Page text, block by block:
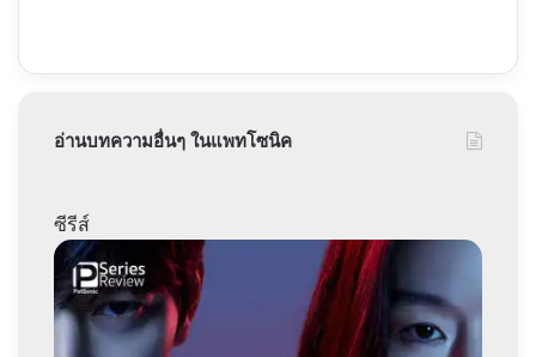
อ่านบทความอื่นๆ ในแพทโซนิค
ซีรีส์